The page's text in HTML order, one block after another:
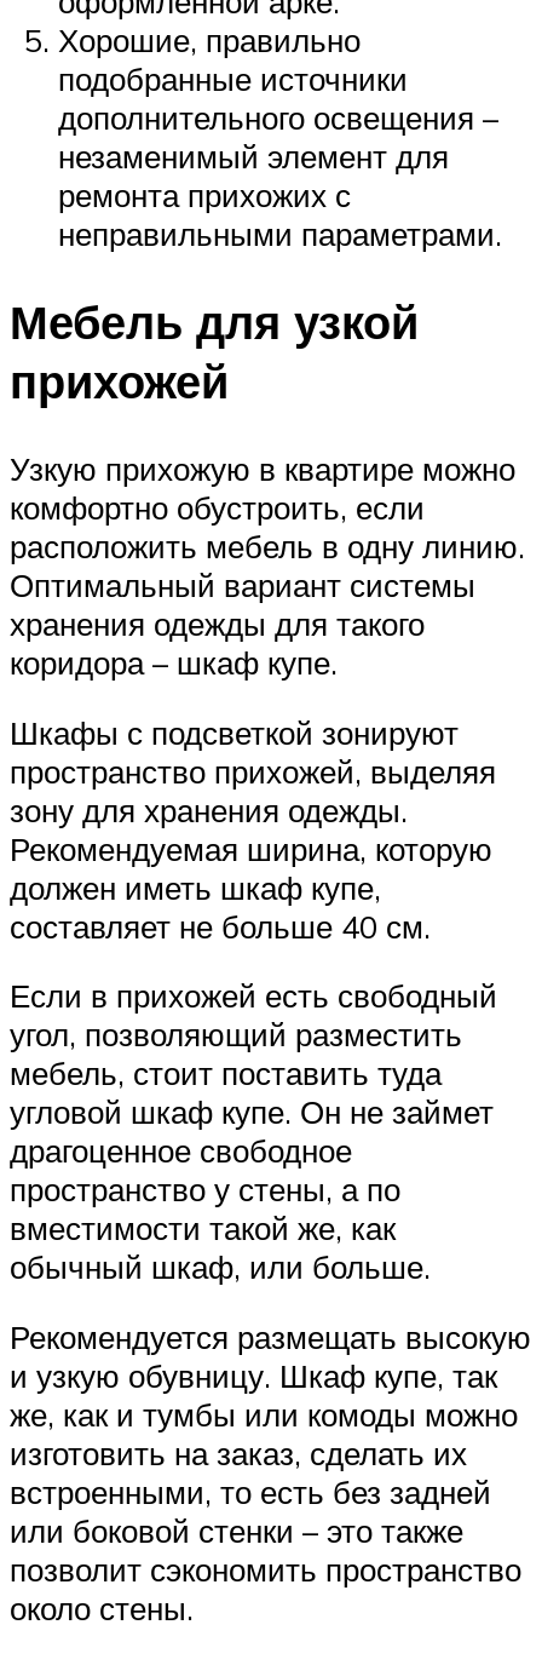
Хорошие, правильно
подобранные источники
дополнительного освещения –
незаменимый элемент для
ремонта прихожих с
неправильными параметрами.
Мебель для узкой
прихожей
Узкую прихожую в квартире можно
комфортно обустроить, если
расположить мебель в одну линию.
Оптимальный вариант системы
хранения одежды для такого
коридора – шкаф купе.
Шкафы с подсветкой зонируют
пространство прихожей, выделяя
зону для хранения одежды.
Рекомендуемая ширина, которую
должен иметь шкаф купе,
составляет не больше 40 см.
Если в прихожей есть свободный
угол, позволяющий разместить
мебель, стоит поставить туда
угловой шкаф купе. Он не займет
драгоценное свободное
пространство у стены, а по
вместимости такой же, как
обычный шкаф, или больше.
Рекомендуется размещать высокую
и узкую обувницу. Шкаф купе, так
же, как и тумбы или комоды можно
изготовить на заказ, сделать их
встроенными, то есть без задней
или боковой стенки – это также
позволит сэкономить пространство
около стены.